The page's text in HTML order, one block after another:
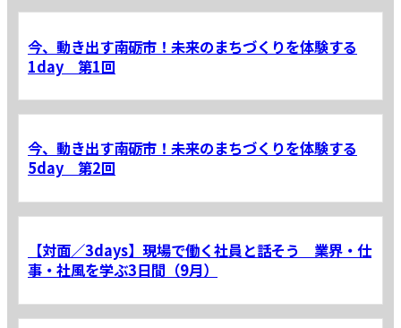
今、動き出す南砺市！未来のまちづくりを体験する
1day 第1回
今、動き出す南砺市！未来のまちづくりを体験する
5day 第2回
【対面／3days】現場で働く社員と話そう 業界・仕
事・社風を学ぶ3日間（9月）